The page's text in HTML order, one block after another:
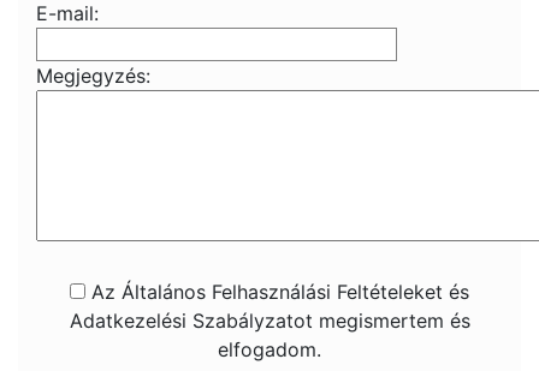
E-mail:
Megjegyzés:
Az Általános Felhasználási Feltételeket és
Adatkezelési Szabályzatot megismertem és
elfogadom.